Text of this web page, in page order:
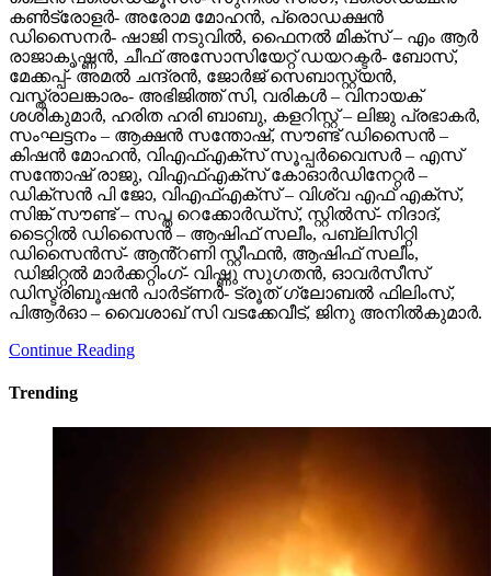
കൺട്രോളർ- അരോമ മോഹൻ, പ്രൊഡക്ഷൻ
ഡിസൈനർ- ഷാജി നടുവിൽ, ഫൈനൽ മിക്സ് – എം ആർ
രാജാകൃഷ്ണൻ, ചീഫ് അസോസിയേറ്റ് ഡയറക്ടർ- ബോസ്,
മേക്കപ്പ്- അമൽ ചന്ദ്രൻ, ജോർജ് സെബാസ്റ്റ്യൻ,
വസ്ത്രാലങ്കാരം- അഭിജിത്ത് സി, വരികൾ – വിനായക്
ശശികുമാർ, ഹരിത ഹരി ബാബു, കളറിസ്റ്റ് – ലിജു പ്രഭാകർ,
സംഘട്ടനം – ആക്ഷൻ സന്തോഷ്, സൗണ്ട് ഡിസൈൻ –
കിഷൻ മോഹൻ, വിഎഫ്എക്സ് സൂപ്പർവൈസർ – എസ്
സന്തോഷ് രാജു, വിഎഫ്എക്സ് കോഓർഡിനേറ്റർ –
ഡിക്സൻ പി ജോ, വിഎഫ്എക്സ് – വിശ്വ എഫ് എക്സ്,
സിങ്ക് സൗണ്ട് – സപ്ത റെക്കോർഡ്സ്, സ്റ്റിൽസ്- നിദാദ്,
ടൈറ്റിൽ ഡിസൈൻ – ആഷിഫ് സലീം, പബ്ലിസിറ്റി
ഡിസൈൻസ്- ആൻ്റണി സ്റ്റീഫൻ, ആഷിഫ് സലീം,
ഡിജിറ്റൽ മാർക്കറ്റിംഗ്- വിഷ്ണു സുഗതൻ, ഓവർസീസ്
ഡിസ്ട്രിബൂഷൻ പാർട്ണർ- ട്രൂത് ഗ്ലോബൽ ഫിലിംസ്,
പിആർഓ – വൈശാഖ് സി വടക്കേവീട്, ജിനു അനിൽകുമാർ.
Continue Reading
Trending